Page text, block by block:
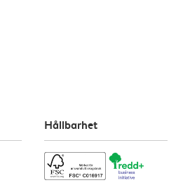
Hållbarhet